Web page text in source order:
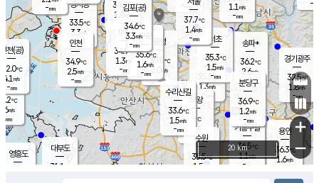
의도
℃
m/s
mm
영흥도
과천
35.3℃
1.3m/s
- mm
용인
36.3℃
1.6m/s
경기광주
32.5℃
1.8m/s
-mm
대부도
31.1
경서동
33.5℃
3.3 m/s
-mm
-mm -
의왕
- ℃
m/s
mm
34.9℃
1.8 m/s
mm
광명
35.5 ℃
2.0 m/s
-mm
부천
34.9℃
1.3m/s
-mm
구로
35.6℃
1.6m/s
-mm
- mm 1.1 m/s
-mm
송파*
36.2℃
2.6m/s
-mm
서초
35.3℃
1.5m/s
-mm
기흥구갈
36.5℃
1.1m/s
-
수리산길
33.6℃
1.5m/s
-mm
분당구
36.9℃
1.2m/s
-mm
인천(공)
32.0℃
4.1 m/s
-mm
김포(공)
34.6℃
3.3m/s
-mm
수원
35.5℃
1.5 m/s
인천
34.9℃
2.5m/s
-mm
37.7℃
1.4m/s
-mm
+
−
20 km